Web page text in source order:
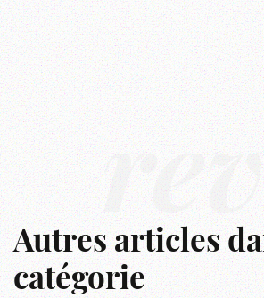
Autres articles
catégorie